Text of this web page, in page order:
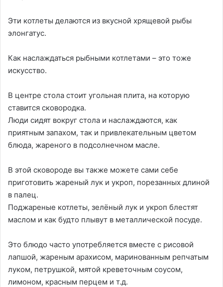
Эти котлеты делаются из вкусной хрящевой рыбы
элонгатус.
Как наслаждаться рыбными котлетами – это тоже
искусство.
В центре стола стоит угольная плита, на которую
ставится сковородка.
Люди сидят вокруг стола и наслаждаются, как
приятным запахом, так и привлекательным цветом
блюда, жареного в подсолнечном масле.
В этой сковороде вы также можете сами себе
приготовить жареный лук и укроп, порезанных длиной
в палец.
Поджареные котлеты, зелёный лук и укроп блестят
маслом и как будто плывут в металлической посуде.
Это блюдо часто употребляется вместе с рисовой
лапшой, жареным арахисом, маринованным репчатым
луком, петрушкой, мятой креветочным соусом,
лимоном, красным перцем и т.д.